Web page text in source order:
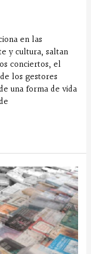
en las
y cultura, saltan
conciertos, el
los gestores
una forma de vida